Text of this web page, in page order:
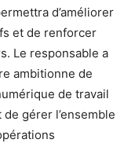
d’améliorer
et de renforcer
Le responsable a
ambitionne de
de travail
gérer l’ensemble